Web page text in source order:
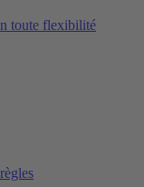
toute flexibilité